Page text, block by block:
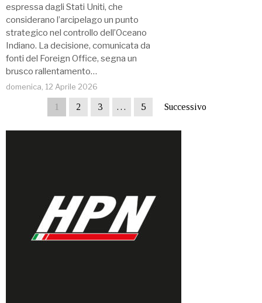
espressa dagli Stati Uniti, che
considerano l’arcipelago un punto
strategico nel controllo dell’Oceano
Indiano. La decisione, comunicata da
fonti del Foreign Office, segna un
brusco rallentamento…
domenica, 12 Aprile 2026
1 2 3 … 5 Successivo